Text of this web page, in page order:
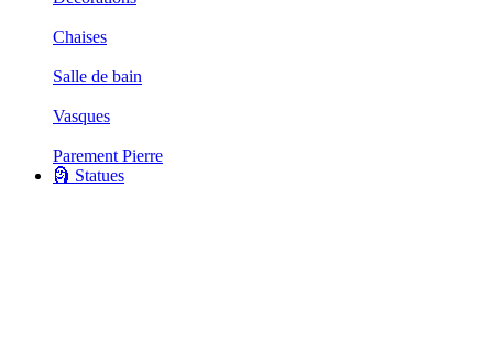
Chaises
Salle de bain
Vasques
Parement Pierre
🗿 Statues